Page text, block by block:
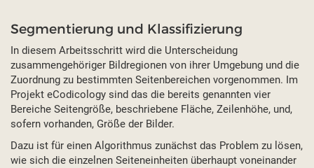
Segmentierung und Klassifizierung
In diesem Arbeitsschritt wird die Unterscheidung
zusammengehöriger Bildregionen von ihrer Umgebung und die
Zuordnung zu bestimmten Seitenbereichen vorgenommen. Im
Projekt eCodicology sind das die bereits genannten vier
Bereiche Seitengröße, beschriebene Fläche, Zeilenhöhe, und,
sofern vorhanden, Größe der Bilder.
Dazu ist für einen Algorithmus zunächst das Problem zu lösen,
wie sich die einzelnen Seiteneinheiten überhaupt voneinander